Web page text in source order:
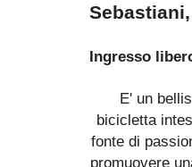
Ingresso
E' un
bicicletta
fonte di
promuovere